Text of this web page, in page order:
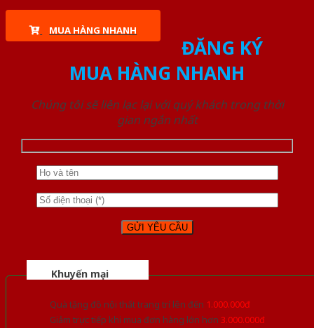
MUA HÀNG NHANH
ĐĂNG KÝ
MUA HÀNG NHANH
Chúng tôi sẽ liên lạc lại với quý khách trong thời
gian ngắn nhất
Khuyến mại
Quà tặng đồ nội thất trang trí lên đến 1.000.000đ
Giảm trực tiếp khi mua đơn hàng lớn hơn 3.000.000đ